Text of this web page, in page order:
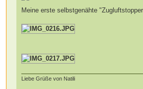
Meine erste selbstgenähte
Liebe Grüße von Natili